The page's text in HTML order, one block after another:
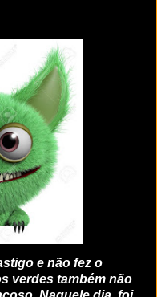
e não fez o
verdes também não